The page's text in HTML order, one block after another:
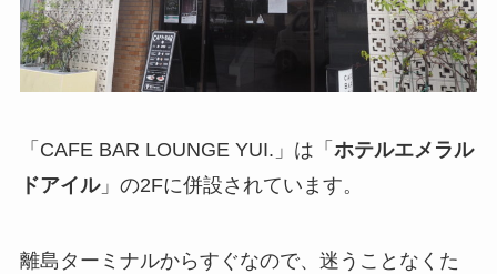
「CAFE BAR LOUNGE YUI.」は「 ホテルエメラル
ドアイル」の2Fに併設されています。
離島ターミナルからすぐなので、迷うことなくた